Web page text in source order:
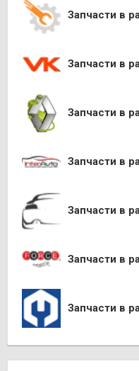
Запчасти в
Запчасти в
Запчасти в
Запчасти в
Запчасти в
Запчасти в
Запчасти в